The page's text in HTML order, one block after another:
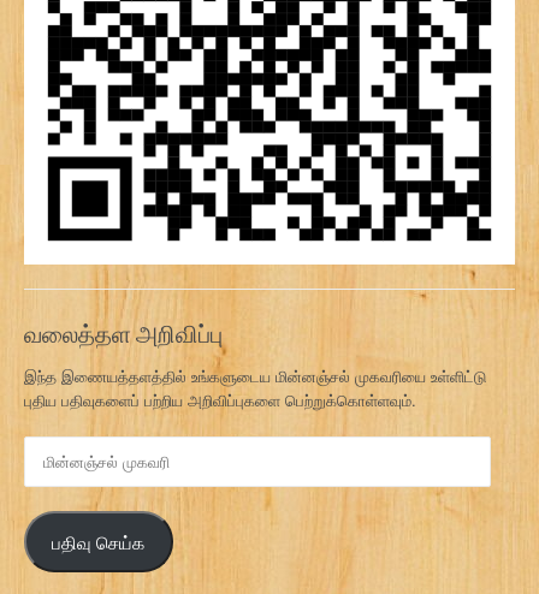
வலைத்தள அறிவிப்பு
இந்த இணையத்தளத்தில் உங்களுடைய மின்னஞ்சல் முகவரியை உள்ளிட்டு
புதிய பதிவுகளைப் பற்றிய அறிவிப்புகளை பெற்றுக்கொள்ளவும்.
ன
ஞ்
ச
ல்
பதிவு செய்க